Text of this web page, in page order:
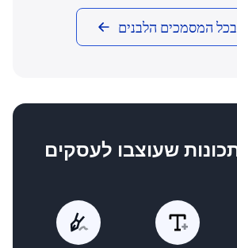
בכל המסמכים הלבנים
שעוצבו לעסקים